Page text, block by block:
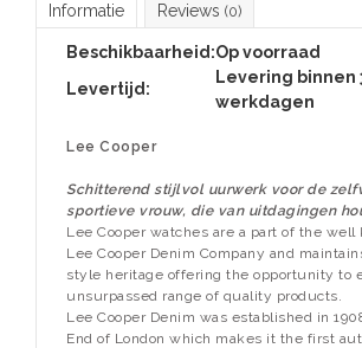
Informatie Reviews (0)
Beschikbaarheid:Op voorraad
Levertijd:
Levering binnen
werkdagen
Lee Cooper
Schitterend stijlvol uurwerk voor de
sportieve vrouw, die van uitdagingen
Lee Cooper watches are a part of the well
Lee Cooper Denim Company and
style heritage offering the opportunity to
unsurpassed range of quality products.
Lee Cooper Denim was established in
End of London which makes it the first